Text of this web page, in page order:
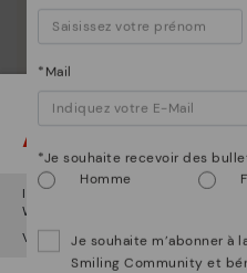
La nature de
Découvrez suite
chaussure unique.
Attention !
Il semble que vous êtes enÉtats-
Web de
Voulez-vous aller sur le site
*Mail
*Je souhaite recevoir des
Homme
Je souhaite m’abonner à
Smiling Community et